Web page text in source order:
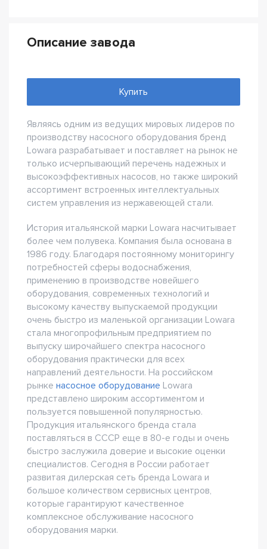
Описание завода
Купить
Являясь одним из ведущих мировых лидеров по
производству насосного оборудования бренд
Lowara разрабатывает и поставляет на рынок не
только исчерпывающий перечень надежных и
высокоэффективных насосов, но также широкий
ассортимент встроенных интеллектуальных
систем управления из нержавеющей стали.
История итальянской марки Lowara насчитывает
более чем полувека. Компания была основана в
1986 году. Благодаря постоянному мониторингу
потребностей сферы водоснабжения,
применению в производстве новейшего
оборудования, современных технологий и
высокому качеству выпускаемой продукции
очень быстро из маленькой организации Lowara
стала многопрофильным предприятием по
выпуску широчайшего спектра насосного
оборудования практически для всех
направлений деятельности. На российском
рынке насосное оборудование Lowara
представлено широким ассортиментом и
пользуется повышенной популярностью.
Продукция итальянского бренда стала
поставляться в СССР еще в 80-е годы и очень
быстро заслужила доверие и высокие оценки
специалистов. Сегодня в России работает
развитая дилерская сеть бренда Lowara и
большое количеством сервисных центров,
которые гарантируют качественное
комплексное обслуживание насосного
оборудования марки.